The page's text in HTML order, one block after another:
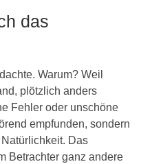
das
Warum? Weil
plötzlich anders
Fehler oder unschöne
empfunden, sondern
Das
Betrachter ganz andere